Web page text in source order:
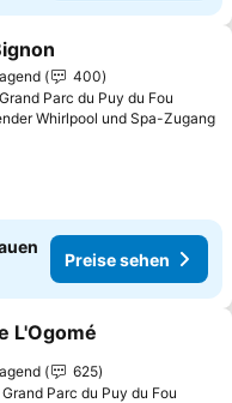
hinzufügen
400
Parc du Puy du Fou
Whirlpool und Spa-Zugang
Preise sehen
hinzufügen
L'Ogomé
625
Grand Parc du Puy du Fou